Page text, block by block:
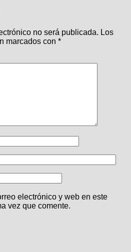
no será publicada. Los
marcados con *
electrónico y web en este
vez que comente.